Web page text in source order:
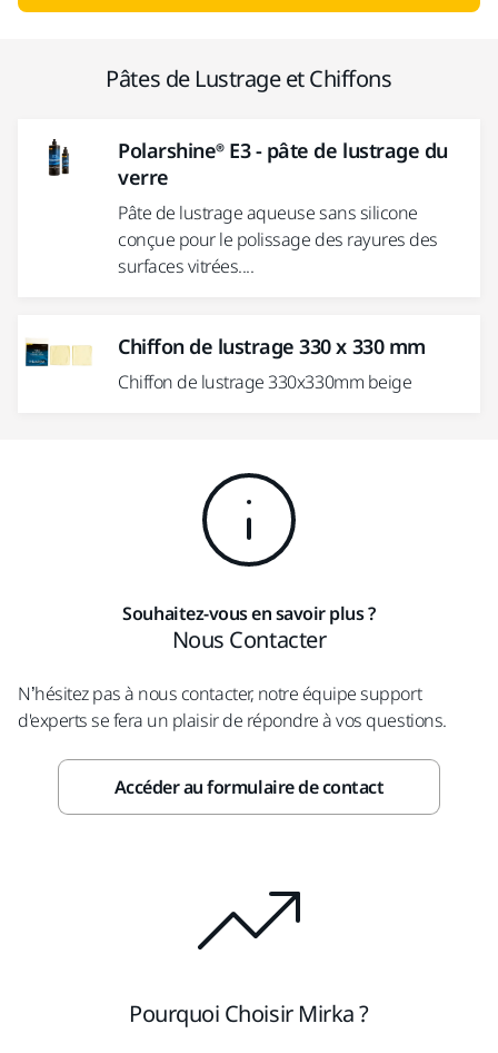
Pâtes de Lustrage et Chiffons
Polarshine® E3 - pâte de lustrage du
verre
Pâte de lustrage aqueuse sans silicone
conçue pour le polissage des rayures des
surfaces vitrées....
Chiffon de lustrage 330 x 330 mm
Chiffon de lustrage 330x330mm beige
Souhaitez-vous en savoir plus ?
Nous Contacter
N’hésitez pas à nous contacter, notre équipe support
d'experts se fera un plaisir de répondre à vos questions.
Accéder au formulaire de contact
Pourquoi Choisir Mirka ?